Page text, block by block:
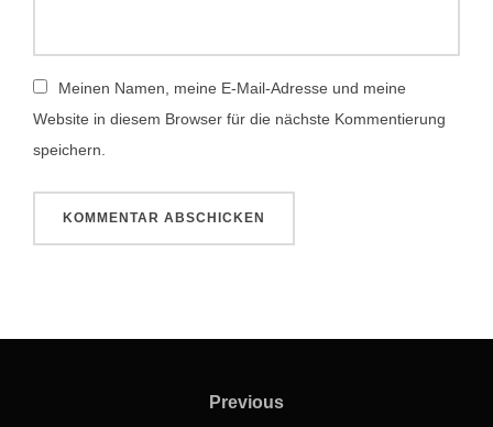
Meinen Namen, meine E-Mail-Adresse und meine
Website in diesem Browser für die nächste Kommentierung
speichern.
Previous
Previous